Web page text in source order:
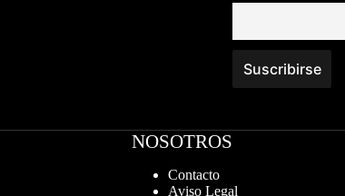
NOSOTROS
Contacto
Aviso Legal